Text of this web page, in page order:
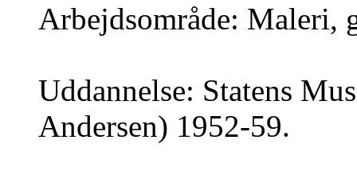
Arbejdsområde: Maleri,
Uddannelse: Statens
Andersen) 1952-59.